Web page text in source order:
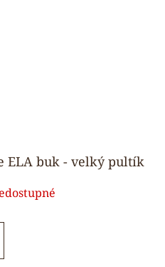
ELA buk - velký pultík